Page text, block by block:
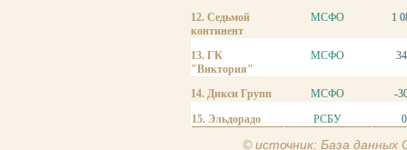
12. Седьмой
континент
МСФО 1
13. ГК
"Виктория"
МСФО
14. Дикси Групп МСФО
-
15. Эльдорадо
РСБУ 0
© источник: База